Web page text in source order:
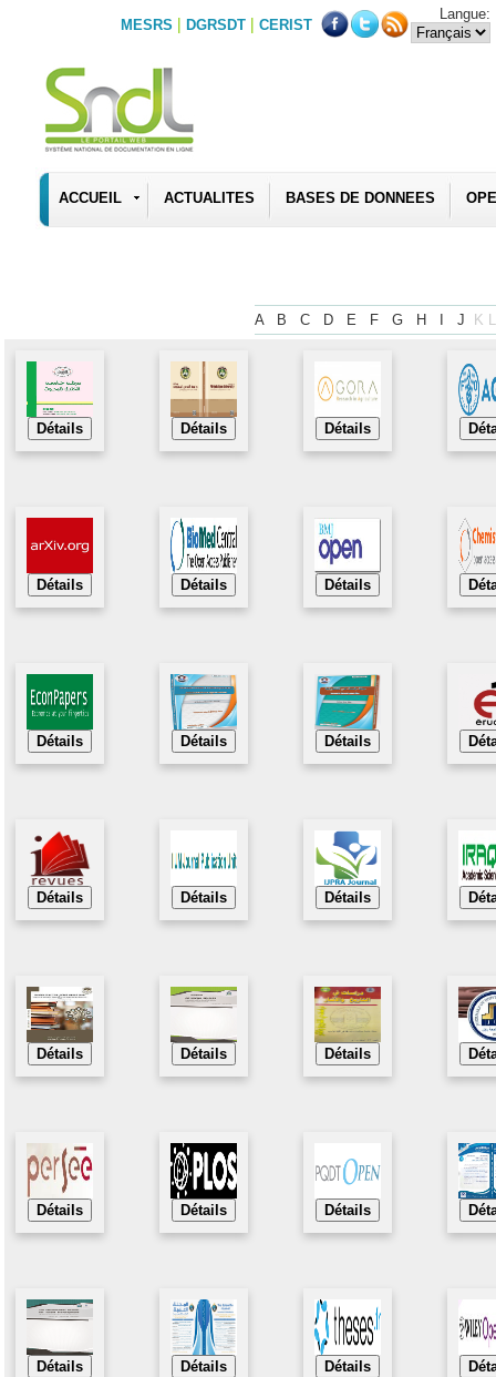
MESRS | DGRSDT | CERIST
Langue:
ACCUEIL ACTUALITES BASES DE DONNEES
A B C D E F G H J K L
Détails Détails Détails
Détails Détails Détails
Détails Détails Détails
Détails Détails Détails
Détails Détails Détails
Détails Détails Détails
Détails Détails Détails